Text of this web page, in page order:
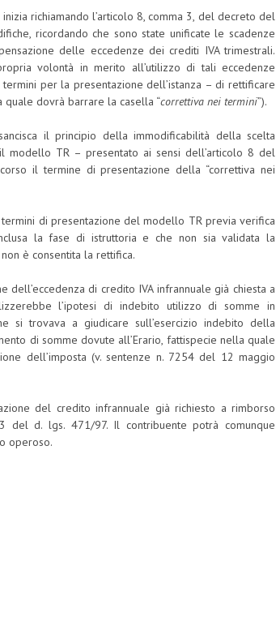
richiamando l’articolo 8, comma 3, del decreto del
ricordando che sono state unificate le scadenze
delle eccedenze dei crediti IVA trimestrali.
volontà in merito all’utilizzo di tali eccedenze
per la presentazione dell’istanza – di rettificare
quale dovrà barrare la casella “correttiva nei termini”).
il principio della immodificabilità della scelta
TR – presentato ai sensi dell’articolo 8 del
il termine di presentazione della “correttiva nei
di presentazione del modello TR previa verifica
la fase di istruttoria e che non sia validata la
è consentita la rettifica.
dell’eccedenza di credito IVA infrannuale già chiesta a
l’ipotesi di indebito utilizzo di somme in
si trovava a giudicare sull’esercizio indebito della
di somme dovute all’Erario, fattispecie nella quale
dell’imposta (v. sentenze n. 7254 del 12 maggio
del credito infrannuale già richiesto a rimborso
del d. lgs. 471/97. Il contribuente potrà comunque
operoso.